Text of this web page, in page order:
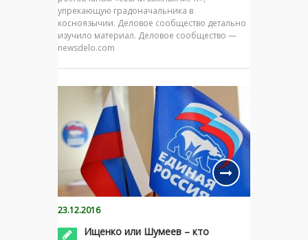
упрекающую градоначальника в
косноязычии. Деловое сообщество детально
изучило материал. Деловое сообщество —
newsdelo.com
23.12.2016
Ищенко или Шумеев – кто